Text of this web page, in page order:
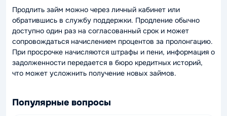
Продлить займ можно через личный кабинет или
обратившись в службу поддержки. Продление обычно
доступно один раз на согласованный срок и может
сопровождаться начислением процентов за пролонгацию.
При просрочке начисляются штрафы и пени, информация о
задолженности передается в бюро кредитных историй,
что может усложнить получение новых займов.
Популярные вопросы